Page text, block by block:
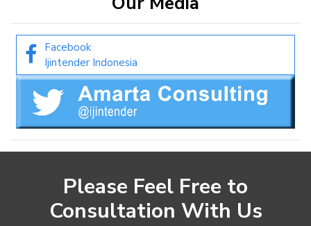
Facebook
Ijintender Indonesia
Please Feel Free to
Consultation With Us